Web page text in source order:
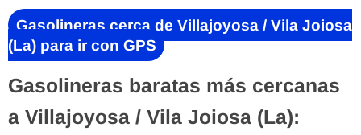
Gasolineras cerca de Villajoyosa / Vila Joiosa
(La) para ir con GPS
Gasolineras baratas más cercanas
a Villajoyosa / Vila Joiosa (La):